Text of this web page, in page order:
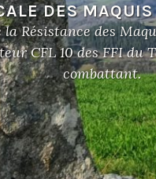
DES MAQUIS
Résistance des
CFL 10 des FFI du
combattant.